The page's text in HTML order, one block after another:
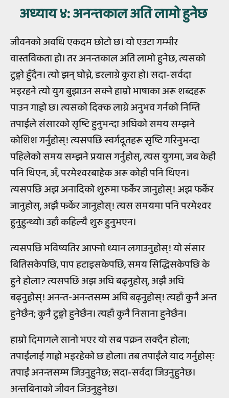
अध्‍याय ४: अनन्तकाल अति लामो हुनेछ
जीवनको अवधि एकदम छोटो छ। यो एउटा गम्भीर
वास्तविकता हो। तर अनन्तकाल अति लामो हुनेछ, त्यसको
टुङ्गो हुँदैन। त्यो झन् घोच्ने, डरलाग्ने कुरा हो। सदा-सर्वदा
भइरहने त्यो युग बुझाउन सक्ने हाम्रो भाषाका अरू शब्दहरू
पाउन गाह्रो छ। त्यसको दिक्क लाग्ने अनुभव गर्नको निम्ति
तपाईंले संसारको सृष्टि हुनुभन्दा अघिको समय सम्झने
कोशिश गर्नुहोस्! त्यसपछि स्वर्गदूतहरू सृष्टि गरिनुभन्दा
पहिलेको समय सम्झने प्रयास गर्नुहोस्, त्यस युगमा, जब केही
पनि थिएन, अँ, परमेश्वरबाहेक अरू कोही पनि थिएन।
त्यसपछि अझ अनादिको शुरुमा फर्केर जानुहोस्! अझ फर्केर
जानुहोस्, अझै फर्केर जानुहोस्! त्यस समयमा पनि परमेश्वर
हुनुहुन्थ्यो। उहाँ कहिल्यै शुरु हुनुभएन।
त्यसपछि भविष्यतिर आफ्नो ध्यान लगाउनुहोस्! यो संसार
बितिसकेपछि, पाप हटाइसकेपछि, समय सिद्धिसकेपछि के
हुने होला? त्यसपछि अझ अघि बढ्नुहोस्, अझै अघि
बढ्नुहोस्! अनन्त-अनन्तसम्म अघि बढ्नुहोस्! त्यहाँ कुनै अन्त
हुनेछैन; कुनै टुङ्गो हुनेछैन। त्यहाँ कुनै निसाना हुनेछैन।
हाम्रो दिमागले सानो भएर यो सब पक्रन सक्दैन होला;
तपाईंलाई गाह्रो भइरहेको छ होला। तब तपाईंले याद गर्नुहोस्ः
तपाईं अनन्तसम्म जिउनुहुनेछ; सदा-सर्वदा जिउनुहुनेछ।
अन्तबिनाको जीवन जिउनुहुनेछ।